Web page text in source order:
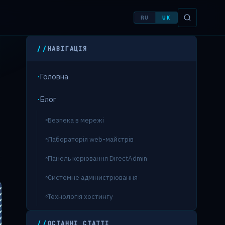
RU UK
НАВІГАЦІЯ
Головна
Блог
Безпека в мережі
Лабораторія web-майстрів
Панель керювання DirectAdmin
Системне адмінистрювання
Технологія хостингу
ОСТАННІ СТАТТІ